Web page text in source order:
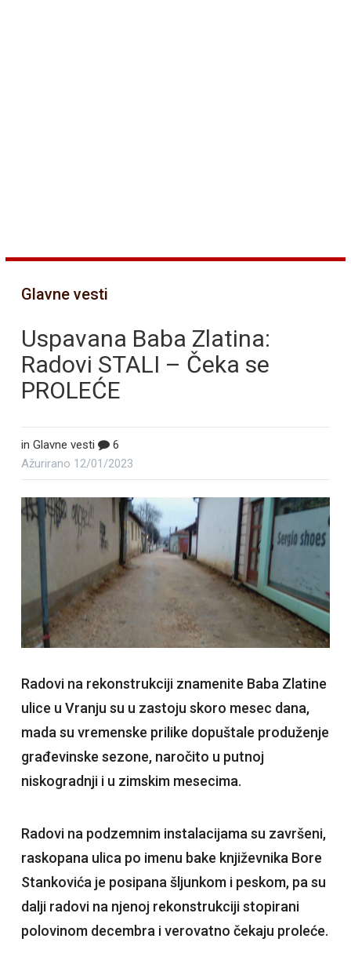
Glavne vesti
Uspavana Baba Zlatina:
Radovi STALI – Čeka se
PROLEĆE
in Glavne vesti
6
Ažurirano 12/01/2023
Radovi na rekonstrukciji znamenite Baba Zlatine
ulice u Vranju su u zastoju skoro mesec dana,
mada su vremenske prilike dopuštale produženje
građevinske sezone, naročito u putnoj
niskogradnji i u zimskim mesecima.
Radovi na podzemnim instalacijama su završeni,
raskopana ulica po imenu bake književnika Bore
Stankovića je posipana šljunkom i peskom, pa su
dalji radovi na njenoj rekonstrukciji stopirani
polovinom decembra i verovatno čekaju proleće.